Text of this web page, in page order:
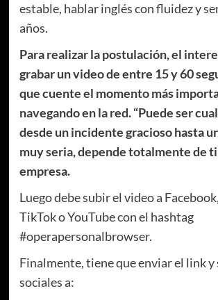
estable, hablar inglés con fluidez y
años.
Para realizar la postulación, el
grabar un video de entre 15 y 60
que cuente el momento más
navegando en la red. “Puede ser
desde un incidente gracioso hasta
muy seria, depende totalmente de
empresa.
Luego debe subir el video a
TikTok o YouTube con el hashtag
#operapersonalbrowser.
Finalmente, tiene que enviar el link y
sociales a: